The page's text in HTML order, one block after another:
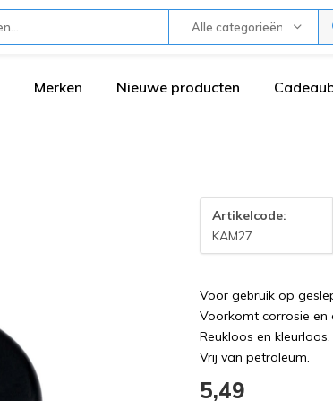
Alle categorieën
Merken Nieuwe producten
Artikelcode:
KAM27
Voor gebruik op
Voorkomt corrosie en
Reukloos en kleurloos.
Vrij van petroleum.
5,49